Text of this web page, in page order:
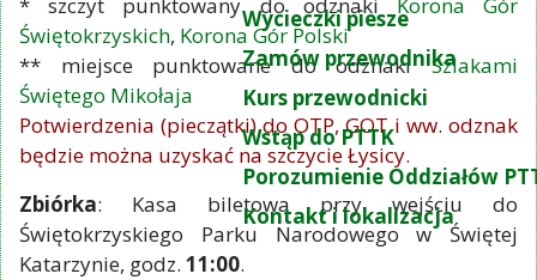
Wycieczki piesze
Zamów przewodnika
Kurs przewodnicki
Wstąp do PTTK
Porozumienie Oddziałów
Kontakt i lokalizacja
* szczyt punktowany do odznaki Korona Gór
Świętokrzyskich, Korona Gór Polski
** miejsce punktowane do odznakiSzlakami
Świętego Mikołaja
Potwierdzenia (pieczątki) do OTP, GOT i ww. odznak
będzie można uzyskać na szczycie Łysicy.
Zbiórka: Kasa biletowa przy wejściu do
Świętokrzyskiego Parku Narodowego w Świętej
Katarzynie, godz. 11:00.